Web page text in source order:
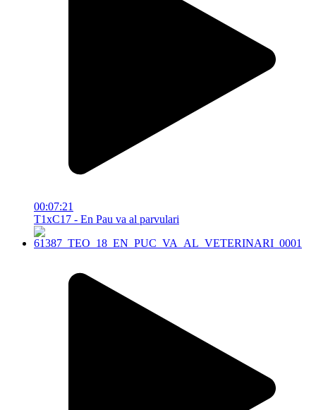
00:07:21
T1xC17 - En Pau va al parvulari